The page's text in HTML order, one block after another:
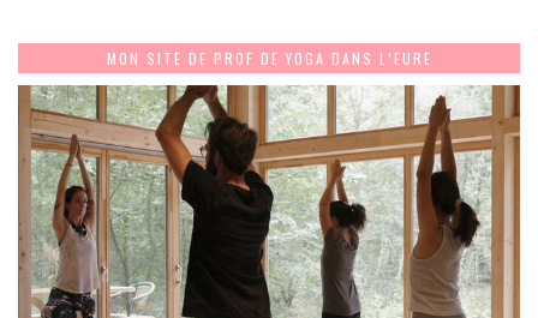
MON SITE DE PROF DE YOGA DANS L’EURE